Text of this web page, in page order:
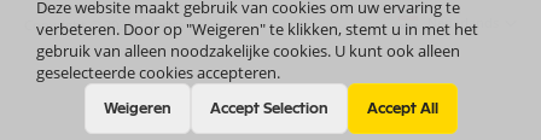
Deze website maakt gebruik van cookies om uw ervaring te
verbeteren. Door op "Weigeren" te klikken, stemt u in met het
gebruik van alleen noodzakelijke cookies. U kunt ook alleen
geselecteerde cookies accepteren.
Weigeren Accept Selection Accept All
Copyright © 2024 Selectra Hengelo Nederlands